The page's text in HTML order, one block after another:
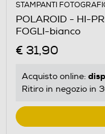
STAMPANTI
POLAROID - HI-
FOGLI-bianco
€ 31,90
Acquisto online:
Ritiro in negozio in